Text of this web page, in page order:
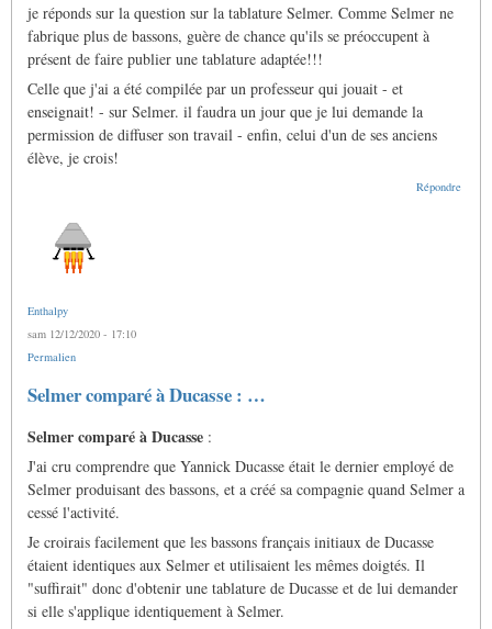
je réponds sur la question sur la tablature Selmer. Comme Selmer ne
fabrique plus de bassons, guère de chance qu'ils se préoccupent à
présent de faire publier une tablature adaptée!!!
Celle que j'ai a été compilée par un professeur qui jouait - et
enseignait! - sur Selmer. il faudra un jour que je lui demande la
permission de diffuser son travail - enfin, celui d'un de ses anciens
élève, je crois!
Répondre
Enthalpy
sam 12/12/2020 - 17:10
Permalien
Selmer comparé à Ducasse : …
Selmer comparé à Ducasse :
J'ai cru comprendre que Yannick Ducasse était le dernier employé de
Selmer produisant des bassons, et a créé sa compagnie quand Selmer a
cessé l'activité.
Je croirais facilement que les bassons français initiaux de Ducasse
étaient identiques aux Selmer et utilisaient les mêmes doigtés. Il
"suffirait" donc d'obtenir une tablature de Ducasse et de lui demander
si elle s'applique identiquement à Selmer.